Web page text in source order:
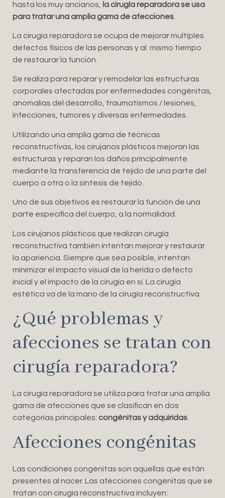
hasta los muy ancianos,
la cirugía reparadora se usa
para tratar una amplia gama de afecciones
La cirugía reparadora se ocupa de mejorar multiples
defectos físicos de las personas y al mismo tiempo
de restaurar la función.
Se realiza para reparar y remodelar las estructuras
corporales afectadas por enfermedades congénitas,
anomalías del desarrollo, traumatismos / lesiones,
infecciones, tumores y diversas enfermedades.
Utilizando una amplia gama de técnicas
reconstructivas, los cirujanos plásticos mejoran las
estructuras y reparan los daños principalmente
mediante la transferencia de tejido de una parte del
cuerpo a otra o la síntesis de tejido.
Uno de sus objetivos es restaurar la función de una
parte específica del cuerpo, a la normalidad.
Los cirujanos plásticos que realizan cirugía
reconstructiva también intentan mejorar y restaurar
la apariencia. Siempre que sea posible, intentan
minimizar el impacto visual de la herida o defecto
inicial y el impacto de la cirugía en sí. La cirugía
estética va de la mano de la cirugía reconstructiva.
¿Qué problemas y
afecciones se tratan con
cirugía reparadora?
La cirugía reparadora se utiliza para tratar una amplia
gama de afecciones que se clasifican en dos
categorías principales: congénitas y adquiridas
Afecciones congénitas
Las condiciones congénitas son aquellas que están
presentes al nacer. Las afecciones congénitas que se
tratan con cirugía reconstructiva incluyen: